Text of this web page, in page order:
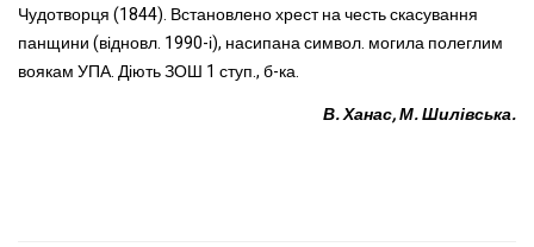
Чудотворця (1844). Встановлено хрест на честь скасування
панщини (відновл. 1990-і), насипана символ. могила полеглим
воякам УПА. Діють ЗОШ 1 ступ., б-ка.
В. Ханас, М. Шилівська.